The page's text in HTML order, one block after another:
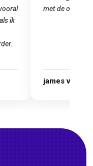
gemaakt.
Marcel